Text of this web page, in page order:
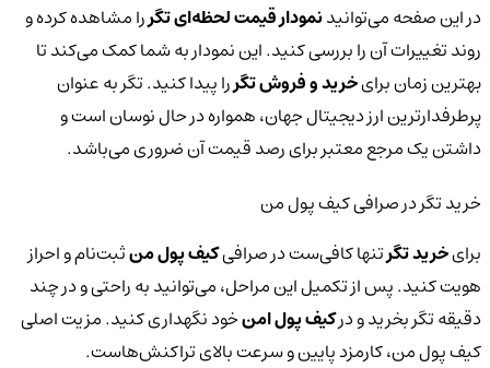
در این صفحه می‌توانیدنمودار قیمت لحظه‌ای تگررا مشاهده کرده و
روند تغییرات آن را بررسی کنید. این نمودار به شما کمک می‌کند تا
بهترین زمان برایخرید و فروش تگررا پیدا کنید. تگر به عنوان
پرطرفدارترین ارز دیجیتال جهان، همواره در حال نوسان است و
داشتن یک مرجع معتبر برای رصد قیمت آن ضروری می‌باشد.
خرید تگر در صرافی کیف پول من
برایخرید تگرتنها کافی‌ست در صرافیکیف پول منثبت‌نام و احراز
هویت کنید. پس از تکمیل این مراحل، می‌توانید به راحتی و در چند
دقیقه تگر بخرید و درکیف پول امنخود نگهداری کنید. مزیت اصلی
کیف پول من، کارمزد پایین و سرعت بالای تراکنش‌هاست.